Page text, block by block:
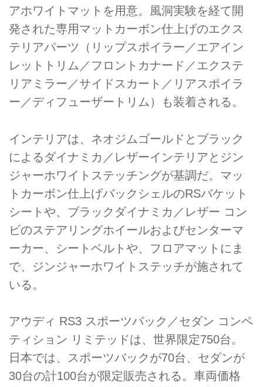
アホワイトマットを用意。風洞実験を経て開
発された専用マットカーボン仕上げのエクス
テリアパーツ（リップスポイラー／エアイン
レットトリム／フロントカナード／エクステ
リアミラー／サイドスカート／リアスポイラ
ー／ディフューザートリム）も装着される。
インテリアは、ネオジムゴールドとブラック
によるダイナミカ／レザーインテリアとジン
ジャーホワイトステッチングが基調だ。マッ
トカーボン仕上げバックシェルのRSバケット
シートや、ブラックダイナミカ／レザー コン
ビのステアリングホイールおよびセンターマ
ーカー、シートベルトや、フロアマットにま
で、ジンジャーホワイトステッチが施されて
いる。
アウディ RS3 スポーツバック／セダン コンペ
ティション リミテッドは、世界限定750台。
日本では、スポーツバックが70台、セダンが
30台の計100台が限定販売される。車両価格